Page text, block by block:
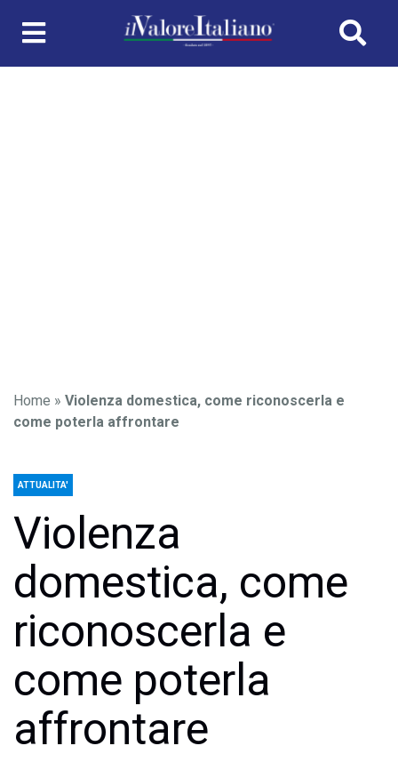
Home » Violenza domestica, come riconoscerla e
come poterla affrontare
ATTUALITA'
Violenza
domestica, come
riconoscerla e
come poterla
affrontare